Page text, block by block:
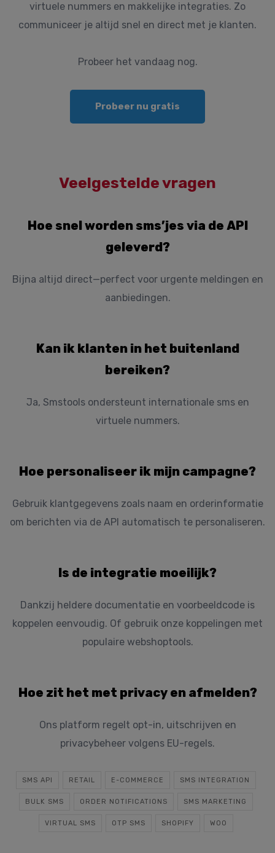
virtuele nummers en makkelijke integraties. Zo
communiceer je altijd snel en direct met je klanten.
Probeer het vandaag nog.
Probeer nu gratis
Veelgestelde vragen
Hoe snel worden sms’jes via de API
geleverd?
Bijna altijd direct—perfect voor urgente meldingen en
aanbiedingen.
Kan ik klanten in het buitenland
bereiken?
Ja, Smstools ondersteunt internationale sms en
virtuele nummers.
Hoe personaliseer ik mijn campagne?
Gebruik klantgegevens zoals naam en orderinformatie
om berichten via de API automatisch te personaliseren.
Is de integratie moeilijk?
Dankzij heldere documentatie en voorbeeldcode is
koppelen eenvoudig. Of gebruik onze koppelingen met
populaire webshoptools.
Hoe zit het met privacy en afmelden?
Ons platform regelt opt-in, uitschrijven en
privacybeheer volgens EU-regels.
SMS API RETAIL E-COMMERCE SMS INTEGRATION
BULK SMS ORDER NOTIFICATIONS SMS MARKETING
VIRTUAL SMS OTP SMS SHOPIFY WOO